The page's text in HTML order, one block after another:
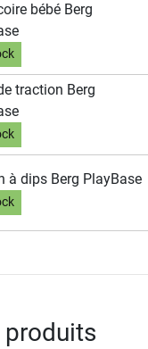
bébé Berg
traction Berg
à dips Berg PlayBase
produits